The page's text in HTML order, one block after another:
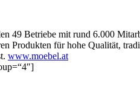
49 Betriebe mit rund 6.000
Produkten für hohe Qualität,
www.moebel.at